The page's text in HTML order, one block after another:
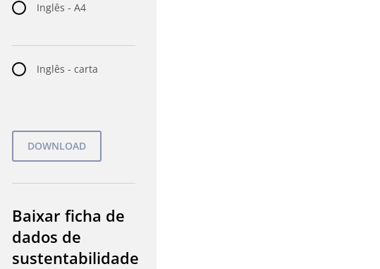
Inglês - A4
Inglês - carta
Baixar ficha de
dados de
sustentabilidade